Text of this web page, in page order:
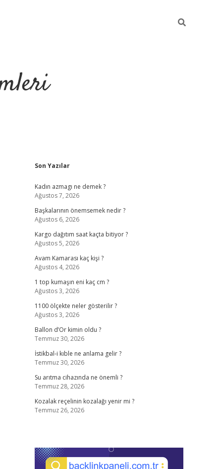
Sidebar
Son Yazılar
Kadın azmagı ne demek ?
Ağustos 7, 2026
Başkalarının önemsemek nedir ?
Ağustos 6, 2026
Kargo dağıtım saat kaçta bitiyor ?
Ağustos 5, 2026
Avam Kamarası kaç kişi ?
Ağustos 4, 2026
1 top kumaşın eni kaç cm ?
Ağustos 3, 2026
1100 ölçekte neler gösterilir ?
Ağustos 3, 2026
Ballon d’Or kimin oldu ?
Temmuz 30, 2026
İstikbal-i kıble ne anlama gelir ?
Temmuz 30, 2026
Su arıtma cihazında ne önemli ?
Temmuz 28, 2026
Kozalak reçelinin kozalağı yenir mi ?
Temmuz 26, 2026